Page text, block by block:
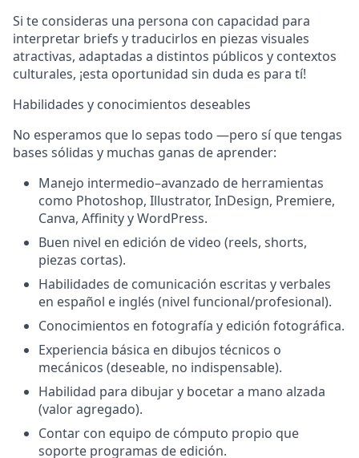
Si te consideras una persona con capacidad para
interpretar briefs y traducirlos en piezas visuales
atractivas, adaptadas a distintos públicos y contextos
culturales, ¡esta oportunidad sin duda es para tí!
Habilidades y conocimientos deseables
No esperamos que lo sepas todo —pero sí que tengas
bases sólidas y muchas ganas de aprender:
Manejo intermedio–avanzado de herramientas
como Photoshop, Illustrator, InDesign, Premiere,
Canva, Affinity y WordPress.
Buen nivel en edición de video (reels, shorts,
piezas cortas).
Habilidades de comunicación escritas y verbales
en español e inglés (nivel funcional/profesional).
Conocimientos en fotografía y edición fotográfica.
Experiencia básica en dibujos técnicos o
mecánicos (deseable, no indispensable).
Habilidad para dibujar y bocetar a mano alzada
(valor agregado).
Contar con equipo de cómputo propio que
soporte programas de edición.